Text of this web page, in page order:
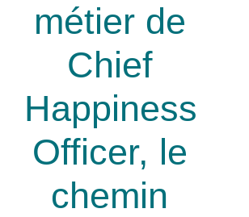
métier de
Chief
Happiness
Officer, le
chemin